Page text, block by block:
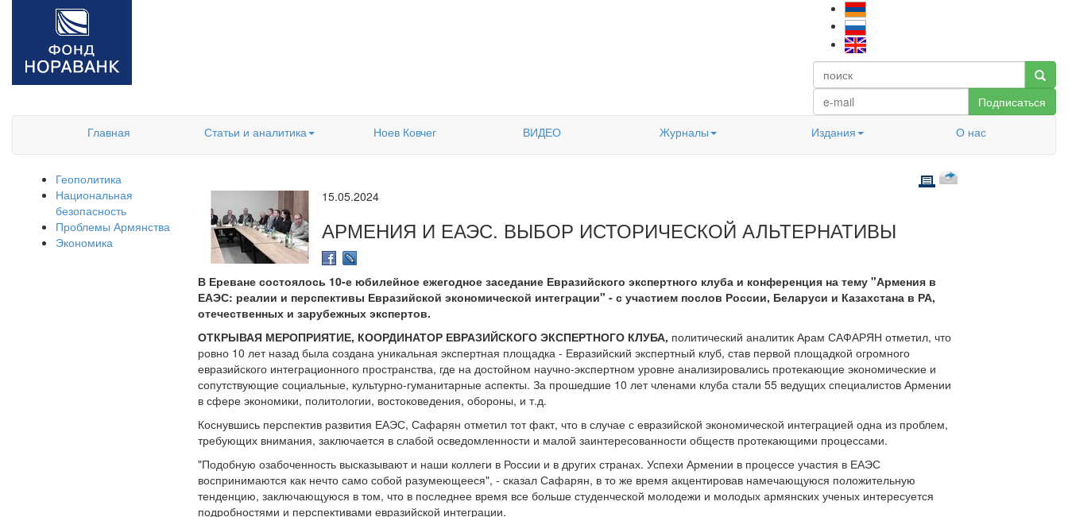
Подписаться
Главная
Статьи и аналитика Ноев Ковчег ВИДЕО Журналы Издания О нас
Геополитика
Национальная
безопасность
Проблемы Армянства
Экономика
15.05.2024
АРМЕНИЯ И ЕАЭС. ВЫБОР ИСТОРИЧЕСКОЙ АЛЬТЕРНАТИВЫ
В Ереване состоялось 10-е юбилейное ежегодное заседание Евразийского экспертного клуба и конференция на тему "Армения в
ЕАЭС: реалии и перспективы Евразийской экономической интеграции" - с участием послов России, Беларуси и Казахстана в РА,
отечественных и зарубежных экспертов.
ОТКРЫВАЯ МЕРОПРИЯТИЕ, КООРДИНАТОР ЕВРАЗИЙСКОГО ЭКСПЕРТНОГО КЛУБА, политический аналитик Арам САФАРЯН отметил, что
ровно 10 лет назад была создана уникальная экспертная площадка - Евразийский экспертный клуб, став первой площадкой огромного
евразийского интеграционного пространства, где на достойном научно-экспертном уровне анализировались протекающие экономические и
сопутствующие социальные, культурно-гуманитарные аспекты. За прошедшие 10 лет членами клуба стали 55 ведущих специалистов Армении
в сфере экономики, политологии, востоковедения, обороны, и т.д.
Коснувшись перспектив развития ЕАЭС, Сафарян отметил тот факт, что в случае с евразийской экономической интеграцией одна из проблем,
требующих внимания, заключается в слабой осведомленности и малой заинтересованности обществ протекающими процессами.
"Подобную озабоченность высказывают и наши коллеги в России и в других странах. Успехи Армении в процессе участия в ЕАЭС
воспринимаются как нечто само собой разумеющееся", - сказал Сафарян, в то же время акцентировав намечающуюся положительную
тенденцию, заключающуюся в том, что в последнее время все больше студенческой молодежи и молодых армянских ученых интересуется
подробностями и перспективами евразийской интеграции.